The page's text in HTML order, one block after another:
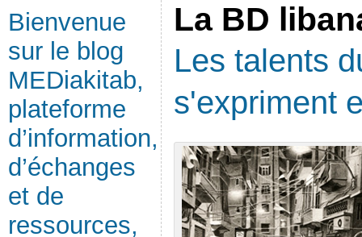
Bienvenue
sur le blog
MEDiakitab,
plateforme
d’information,
d’échanges
et de
ressources,
La BD
Les talents
s'expriment